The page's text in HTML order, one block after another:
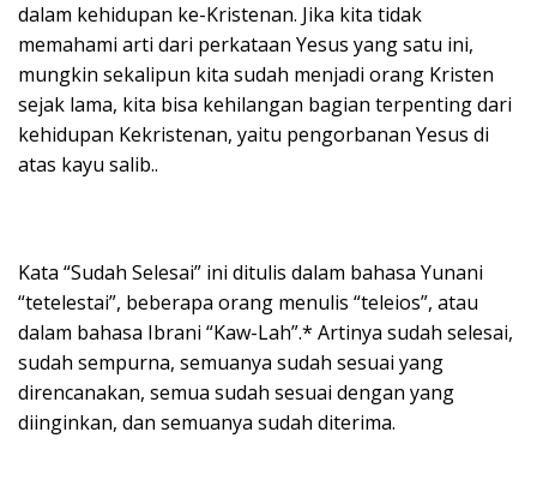
dalam kehidupan ke-Kristenan. Jika kita tidak
memahami arti dari perkataan Yesus yang satu ini,
mungkin sekalipun kita sudah menjadi orang Kristen
sejak lama, kita bisa kehilangan bagian terpenting dari
kehidupan Kekristenan, yaitu pengorbanan Yesus di
atas kayu salib..
Kata “Sudah Selesai” ini ditulis dalam bahasa Yunani
“tetelestai”, beberapa orang menulis “teleios”, atau
dalam bahasa Ibrani “Kaw-Lah”.* Artinya sudah selesai,
sudah sempurna, semuanya sudah sesuai yang
direncanakan, semua sudah sesuai dengan yang
diinginkan, dan semuanya sudah diterima.